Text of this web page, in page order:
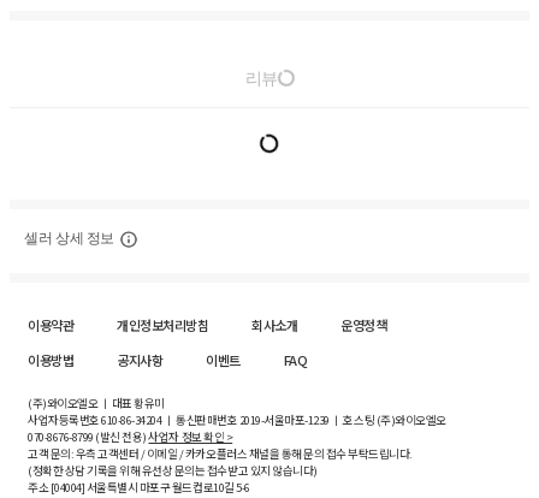
리뷰
셀러 상세 정보
이용약관 개인정보처리방침 회사소개
운영정책
이용방법
공지사항 이벤트 FAQ
(주)와이오엘오 ㅣ 대표 황유미
사업자등록번호610-86-34204ㅣ 통신판매번호 2019-서울마포-1239 ㅣ 호스팅 (주)와이오엘오
070-8676-8799 (발신 전용)사업자 정보 확인 >
고객 문의: 우측 고객센터 / 이메일 / 카카오플러스 채널을 통해 문의 접수 부탁드립니다.
(정확한 상담 기록을 위해 유선상 문의는 접수받고 있지 않습니다)
주소 [04004] 서울특별시 마포구 월드컵로10길5-6